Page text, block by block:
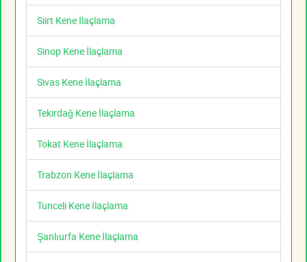
Siirt Kene İlaçlama
Sinop Kene İlaçlama
Sivas Kene İlaçlama
Tekirdağ Kene İlaçlama
Tokat Kene İlaçlama
Trabzon Kene İlaçlama
Tunceli Kene İlaçlama
Şanlıurfa Kene İlaçlama